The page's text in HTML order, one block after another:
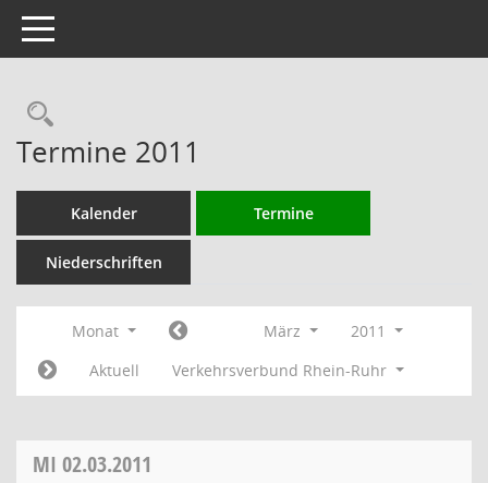
Toggle navigation
Rechercheauswahl
Termine 2011
Kalender Termine
Niederschriften
Monat März
2011
Aktuell
Verkehrsverbund Rhein-Ruhr
MI 02.03.2011